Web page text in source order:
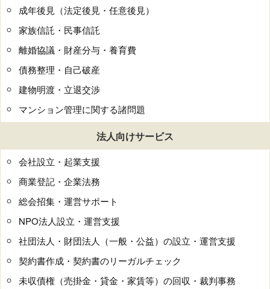
成年後見（法定後見・任意後見）
家族信託・民事信託
離婚協議・財産分与・養育費
債務整理・自己破産
建物明渡・立退交渉
マンション管理に関する諸問題
法人向けサービス
会社設立・起業支援
商業登記・企業法務
総会招集・運営サポート
NPO法人設立・運営支援
社団法人・財団法人（一般・公益）の設立・運営支援
契約書作成・契約書のリーガルチェック
未収債権（売掛金・貸金・家賃等）の回収・裁判事務